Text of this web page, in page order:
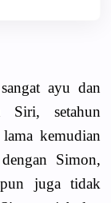
ayu dan
Siri, setahun
kemudian
Simon,
juga tidak